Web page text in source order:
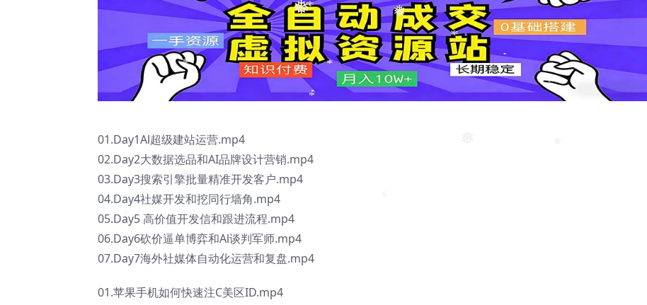
❅
❅
❅
01.Day1Al超级建站运营.mp4
02.Day2大数据选品和AI品牌设计营销.mp4
03.Day3搜索引擎批量精准开发客户.mp4
04.Day4社媒开发和挖同行墙角.mp4
05.Day5 高价值开发信和跟进流程.mp4
06.Day6砍价逼单博弈和Al谈判军师.mp4
07.Day7海外社媒体自动化运营和复盘.mp4
01.苹果手机如何快速注C美区ID.mp4